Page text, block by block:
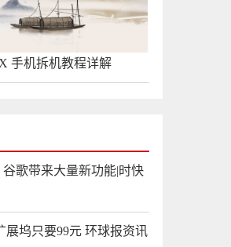
手机拆机教程详解
歌带来大量新功能|时快
展坞只要99元 环球报资讯